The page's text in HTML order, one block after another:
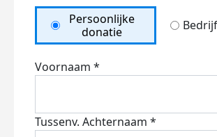
Persoonlijke
donatie
Voornaam *
Tussenv. Achternaam *